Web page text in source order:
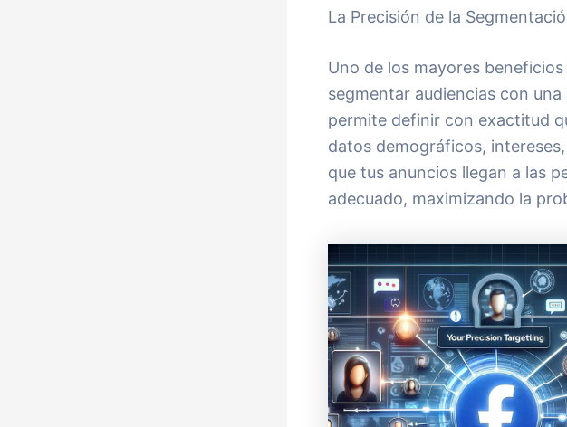
La Precisión de la
Uno de los mayores
segmentar audiencias con
permite definir con exactitud
datos demográficos,
que tus anuncios llegan a las
adecuado, maximizando la